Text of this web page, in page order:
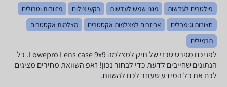
פילטרים לעדשות
מגני שמש לעדשות רקעי צילום
מזוודות וטרולים
חצובות וגימבלים
אביזרים למצלמות אקסטרים
מצלמות אקסטרים
תרמילים
לפניכם מפרט טכני של תיק למצלמה Lowepro Lens case 9x9. כל
הנתונים שחייבים לדעת כדי לבחור נכון! זאפ השוואת מחירים מציגים
לכם את כל המידע שעוזר לכם להשוות.